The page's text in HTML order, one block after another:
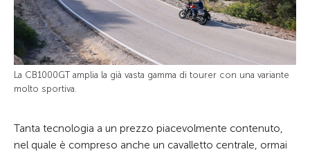
La CB1000GT amplia la già vasta gamma di tourer con una variante
molto sportiva.
Tanta tecnologia a un prezzo piacevolmente contenuto,
nel quale è compreso anche un cavalletto centrale, ormai